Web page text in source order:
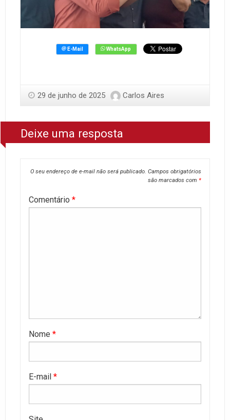
29 de junho de 2025 Carlos Aires
Deixe uma resposta
O seu endereço de e-mail não será publicado. Campos obrigatórios
são marcados com *
Comentário *
Nome *
E-mail *